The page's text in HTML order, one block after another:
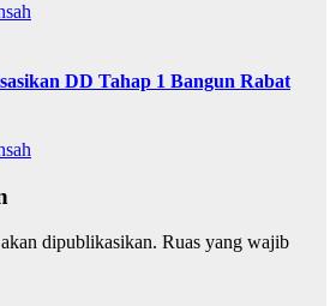
DD Tahap 1 Bangun Rabat
dipublikasikan. Ruas yang wajib